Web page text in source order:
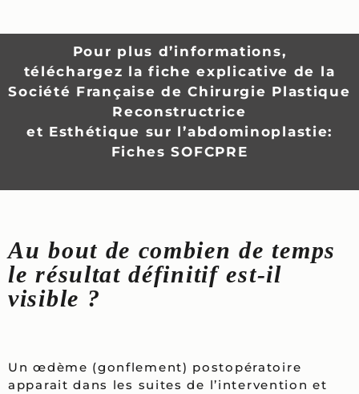
Pour plus d’informations,
téléchargez la fiche explicative de la
Société Française de Chirurgie Plastique
Reconstructrice
et Esthétique sur l’abdominoplastie:
Fiches SOFCPRE
Au bout de combien de temps
le résultat définitif est-il
visible ?
Un œdème (gonflement) postopératoire
apparait dans les suites de l’intervention et